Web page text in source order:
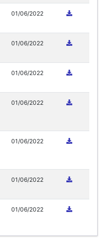
01/06/2022
01/06/2022
01/06/2022
01/06/2022
01/06/2022
01/06/2022
01/06/2022